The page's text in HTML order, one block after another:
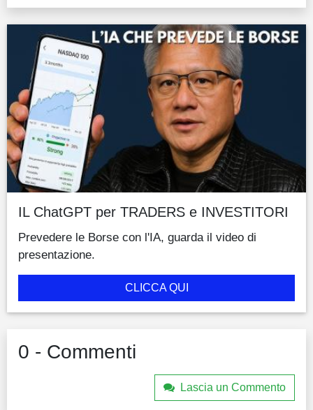
IL ChatGPT per TRADERS e INVESTITORI
Prevedere le Borse con l'IA, guarda il video di
presentazione.
CLICCA QUI
0 - Commenti
Lascia un Commento